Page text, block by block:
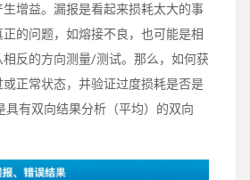
增益。漏报是看起来损耗太大的事
的问题，如熔接不良，也可能是相
相反的方向测量/测试。那么，如何获
正常状态，并验证过度损耗是否是
具有双向结果分析（平均）的双向